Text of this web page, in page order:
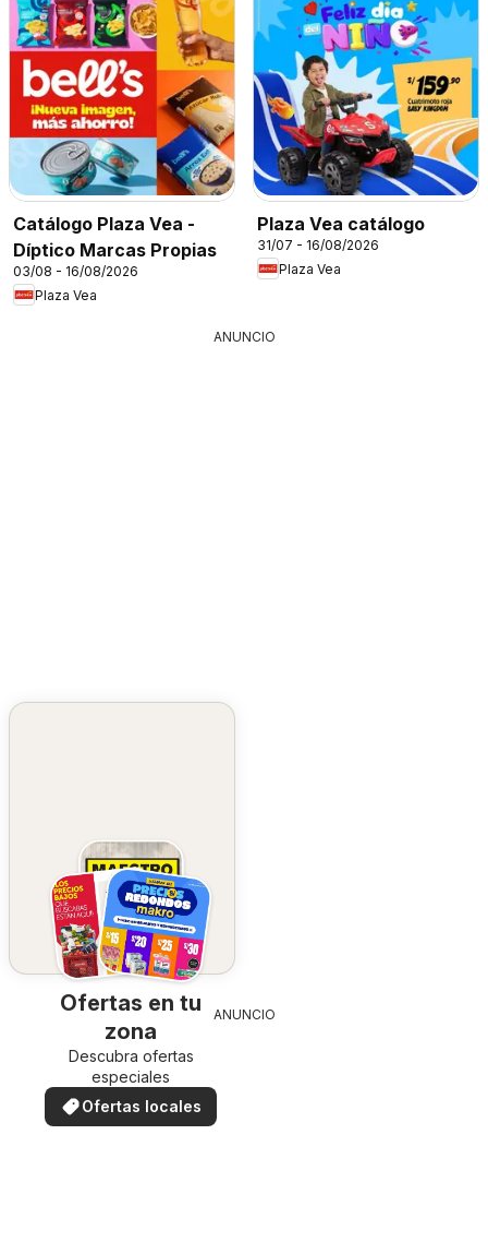
Catálogo Plaza Vea -
Díptico Marcas Propias
03/08 - 16/08/2026
Plaza Vea
Plaza Vea catálogo
31/07 - 16/08/2026
Plaza Vea
ANUNCIO
Ofertas en tu
zona
Descubra ofertas
especiales
Ofertas locales
ANUNCIO